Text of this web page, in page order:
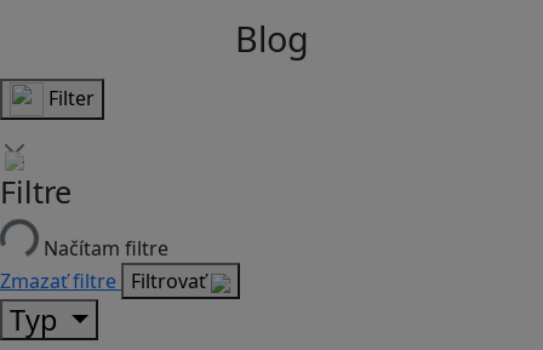
Blog
Filter
Filtre
Načítam filtre
Zmazať filtre Filtrovať
Typ